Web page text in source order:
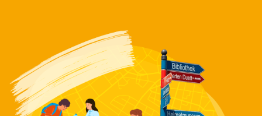
HOWOGE Unternehmen